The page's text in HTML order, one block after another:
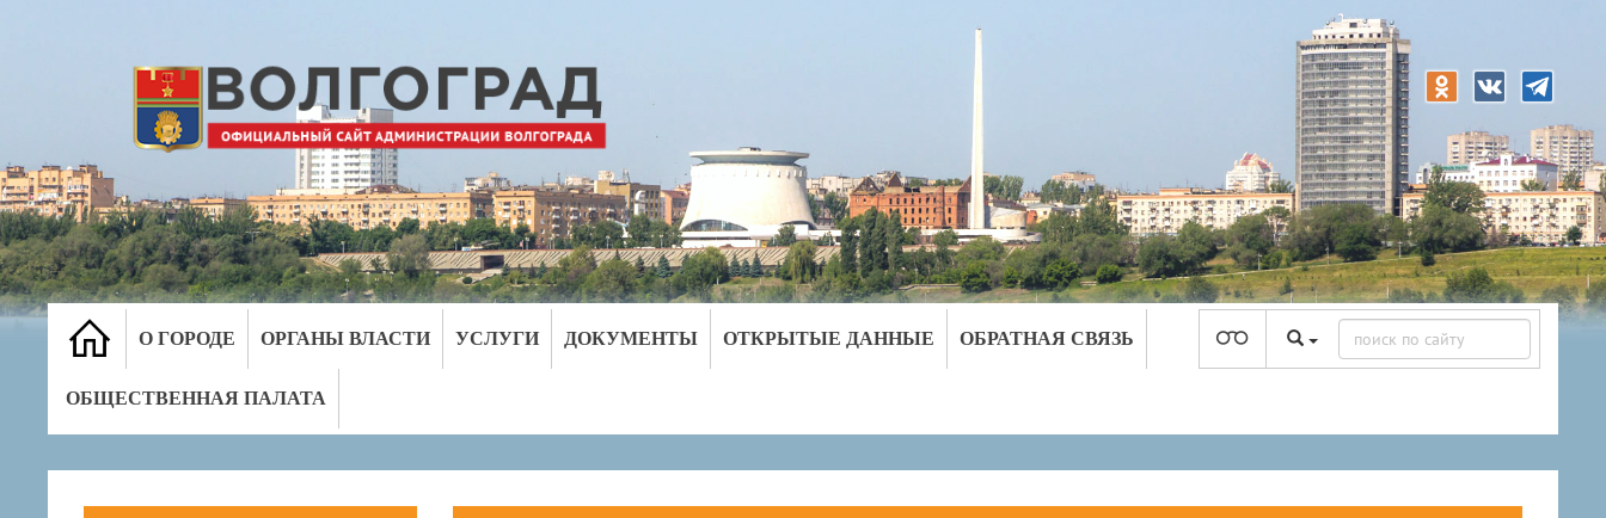
О ГОРОДЕ ОРГАНЫ ВЛАСТИ УСЛУГИ ДОКУМЕНТЫ ОТКРЫТЫЕ ДАННЫЕ ОБРАТНАЯ СВЯЗЬ
ОБЩЕСТВЕННАЯ ПАЛАТА